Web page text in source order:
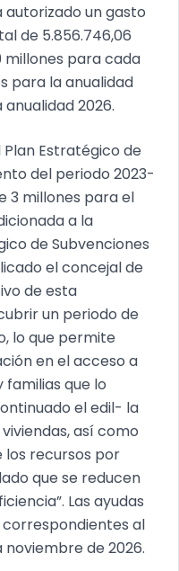
un gasto
de 5.856.746,06
millones para cada
para la anualidad
2026.
Estratégico de
del periodo 2023-
3 millones para el
a la
de Subvenciones
el concejal de
de esta
un periodo de
lo que permite
en el acceso a
familias que lo
el edil- la
así como
los recursos por
que se reducen
Las ayudas
al
de 2026.